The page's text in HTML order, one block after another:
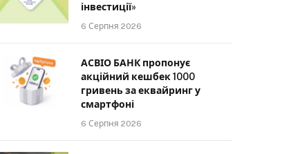
інвестиції»
6 Серпня 2026
АСВІО БАНК пропонує
акційний кешбек 1000
гривень за еквайринг у
смартфоні
6 Серпня 2026